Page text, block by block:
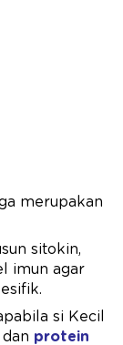
merupakan
sitokin,
imun agar
si Kecil
protein